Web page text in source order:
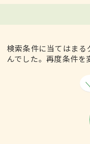
検索条件に当てはま
んでした。再度条件を